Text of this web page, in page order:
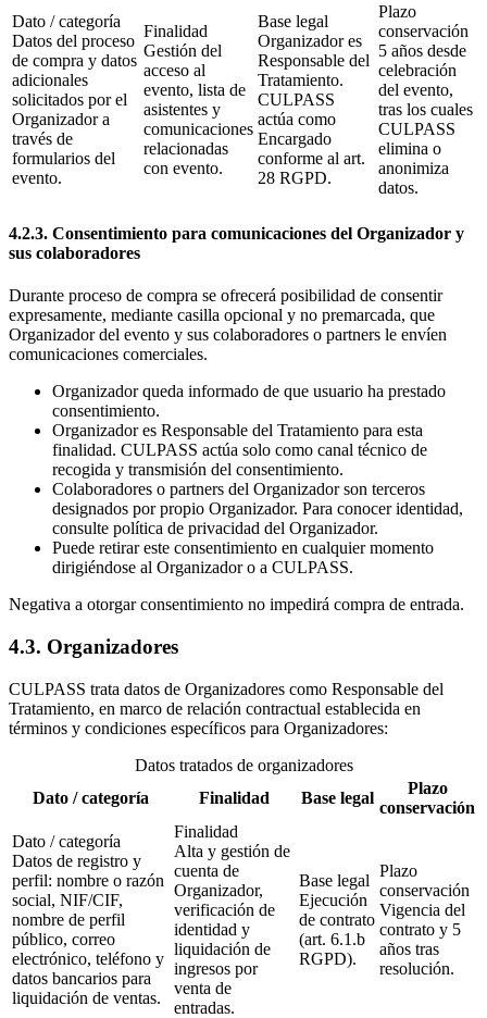
Dato / categoría
Datos del proceso
de compra y datos
adicionales
solicitados por el
Organizador a
través de
formularios del
evento.
Finalidad
Gestión del
acceso al
evento, lista de
asistentes y
comunicaciones
relacionadas
con evento.
Base legal
Organizador es
Responsable del
Tratamiento.
CULPASS
actúa como
Encargado
conforme al art.
28 RGPD.
Plazo
conservación
5 años desde
celebración
del evento,
tras los cuales
CULPASS
elimina o
anonimiza
datos.
4.2.3. Consentimiento para comunicaciones del Organizador y
sus colaboradores
Durante proceso de compra se ofrecerá posibilidad de consentir
expresamente, mediante casilla opcional y no premarcada, que
Organizador del evento y sus colaboradores o partners le envíen
comunicaciones comerciales.
Organizador queda informado de que usuario ha prestado
consentimiento.
Organizador es Responsable del Tratamiento para esta
finalidad. CULPASS actúa solo como canal técnico de
recogida y transmisión del consentimiento.
Colaboradores o partners del Organizador son terceros
designados por propio Organizador. Para conocer identidad,
consulte política de privacidad del Organizador.
Puede retirar este consentimiento en cualquier momento
dirigiéndose al Organizador o a CULPASS.
Negativa a otorgar consentimiento no impedirá compra de entrada.
4.3. Organizadores
CULPASS trata datos de Organizadores como Responsable del
Tratamiento, en marco de relación contractual establecida en
términos y condiciones específicos para Organizadores:
Datos tratados de organizadores
Dato / categoría
Finalidad Base legal
Plazo
conservación
Dato / categoría
Datos de registro y
perfil: nombre o razón
social, NIF/CIF,
nombre de perfil
público, correo
electrónico, teléfono y
datos bancarios para
liquidación de ventas.
Finalidad
Alta y gestión de
cuenta de
Organizador,
verificación de
identidad y
liquidación de
ingresos por
venta de
entradas.
Base legal
Ejecución
de contrato
(art. 6.1.b
RGPD).
Plazo
conservación
Vigencia del
contrato y 5
años tras
resolución.